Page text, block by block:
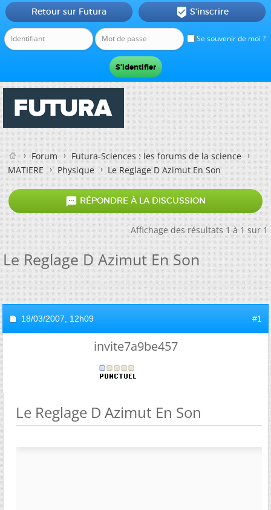
Se souvenir de moi ?
Retour sur Futura  S'inscrire
Forum
Futura-Sciences : les forums de la science
MATIERE
Physique Le Reglage D Azimut En Son
 RÉPONDRE À LA DISCUSSION
Affichage des résultats 1 à 1 sur 1
Le Reglage D Azimut En Son
18/03/2007, 12h09 #1
invite7a9be457
Le Reglage D Azimut En Son